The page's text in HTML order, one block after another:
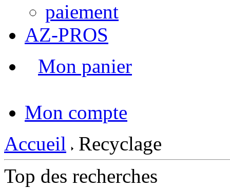
paiement
AZ-PROS
Mon panier
Mon compte
Accueil
Recyclage
Top des recherches